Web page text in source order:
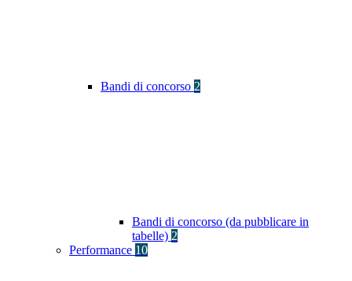
Bandi di concorso 2
Bandi di concorso (da pubblicare in
tabelle) 2
Performance 10